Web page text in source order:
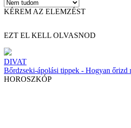
KÉREM AZ ELEMZÉST
EZT EL KELL OLVASNOD
DIVAT
Bőrdzseki-ápolási tippek - Hogyan őrizd
HOROSZKÓP